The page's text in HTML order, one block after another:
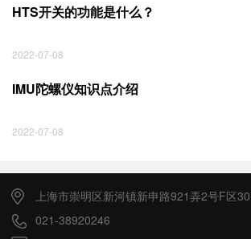
HTS开关的功能是什么？
2022-07-08
IMU陀螺仪知识点介绍
2022-07-08
上海市崇明区新河镇新申路921弄2号F区
021-38920246